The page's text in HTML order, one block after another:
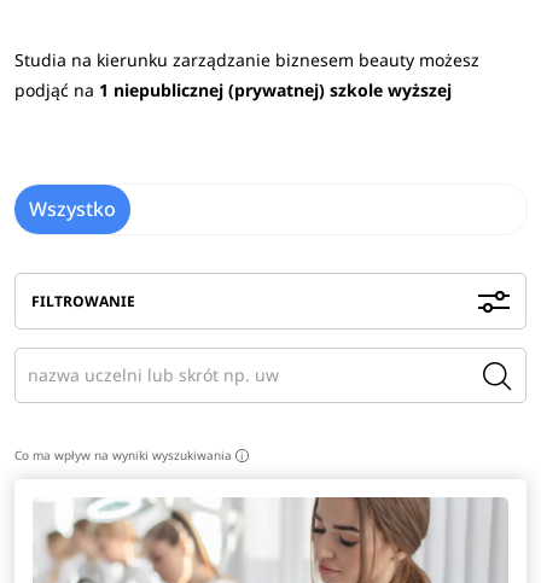
Studia na kierunku zarządzanie biznesem beauty możesz
podjąć na 1 niepublicznej (prywatnej) szkole wyższej
Wszystko
FILTROWANIE
Co ma wpływ na wyniki wyszukiwania i